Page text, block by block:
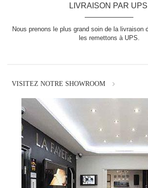
LIVRAISON PAR
Nous prenons le plus grand soin de la livraison
les remettons à UPS.
VISITEZ NOTRE SHOWROOM